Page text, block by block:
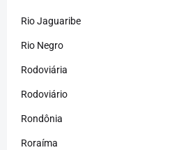
Rio Jaguaribe
Rio Negro
Rodoviária
Rodoviário
Rondônia
Roraíma